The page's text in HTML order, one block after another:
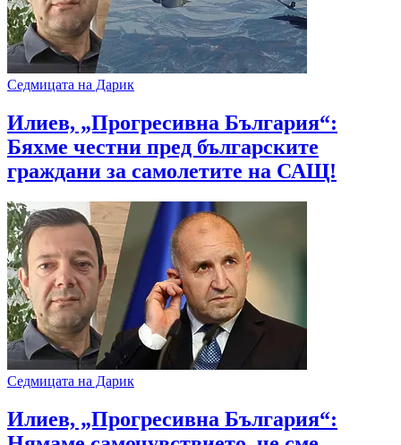
Седмицата на Дарик
Илиев, „Прогресивна България“:
Бяхме честни пред българските
граждани за самолетите на САЩ!
Седмицата на Дарик
Илиев, „Прогресивна България“: